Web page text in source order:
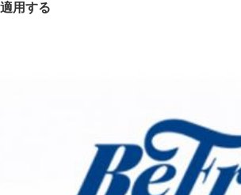
適用する